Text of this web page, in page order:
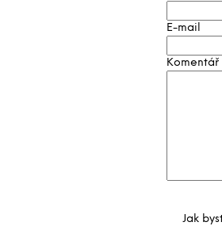
E-mail
Komentář
Jak